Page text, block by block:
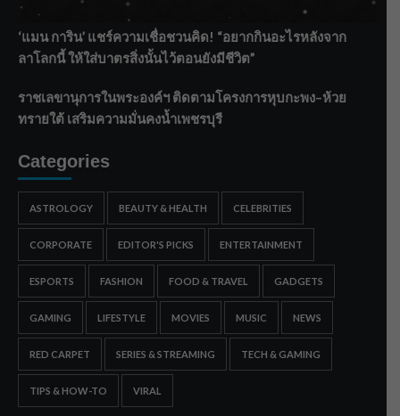
‘แมน การิน’ แชร์ความเชื่อชวนคิด! “อยากกินอะไรหลังจาก
ลาโลกนี้ ให้ใส่บาตรสิ่งนั้นไว้ตอนยังมีชีวิต”
ราชเลขานุการในพระองค์ฯ ติดตามโครงการหุบกะพง–ห้วย
ทรายใต้ เสริมความมั่นคงน้ำเพชรบุรี
Categories
ASTROLOGY BEAUTY & HEALTH CELEBRITIES
CORPORATE EDITOR'S PICKS ENTERTAINMENT
ESPORTS FASHION FOOD & TRAVEL GADGETS
GAMING LIFESTYLE MOVIES MUSIC NEWS
RED CARPET SERIES & STREAMING TECH & GAMING
TIPS & HOW-TO VIRAL